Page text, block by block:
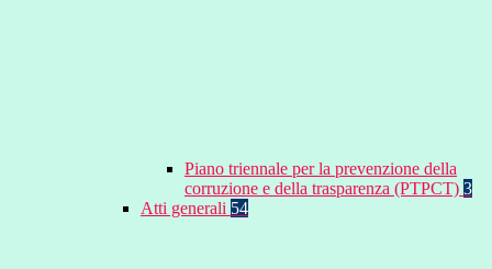
Piano triennale per la prevenzione della
corruzione e della trasparenza (PTPCT) 3
Atti generali 54